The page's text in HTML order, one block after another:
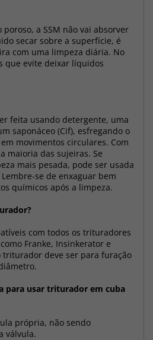
a SSM não vai absorver
secar sobre a superfície, é
com uma limpeza diária. No
que evite deixar líquidos
feita usando detergente, uma
saponáceo (Cif), esfregando o
movimentos circulares. Com
maioria das sujeiras. Se
mais pesada, pode ser usada
se de enxaguar bem
químicos após a limpeza.
com todos os trituradores
Franke, Insinkerator e
deve ser para furação
para usar triturador em cuba
própria, não sendo
válvula.